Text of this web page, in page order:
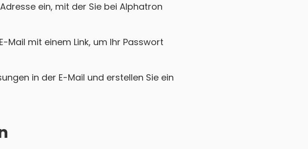
ein, mit der Sie bei Alphatron
Mail mit einem Link, um Ihr Passwort
in der E-Mail und erstellen Sie ein